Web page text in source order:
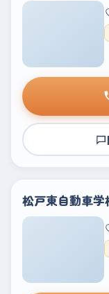
松戸東自動車学